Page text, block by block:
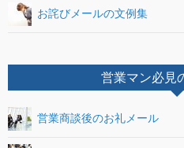
お詫びメールの文例集
営業マン必見
営業商談後のお礼メール